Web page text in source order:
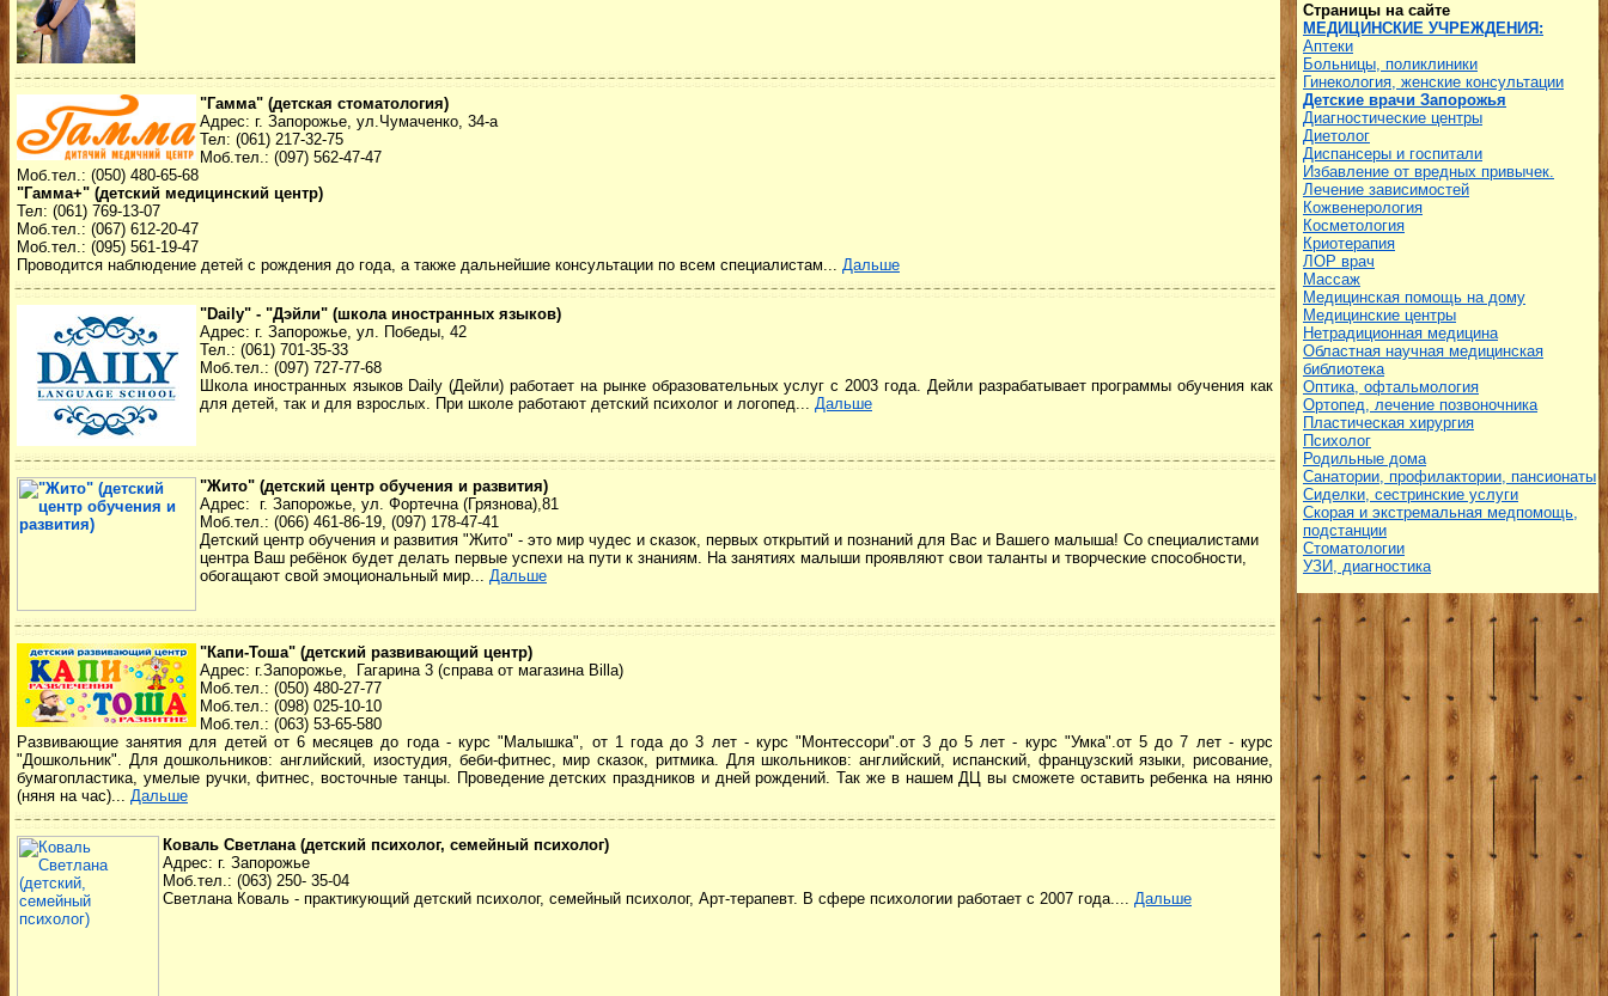
"Гамма" (детская стоматология)
Адрес: г. Запорожье, ул.Чумаченко, 34-а
Тел: (061) 217-32-75
Моб.тел.: (097) 562-47-47
Моб.тел.: (050) 480-65-68
"Гамма+" (детский медицинский центр)
Тел: (061) 769-13-07
Моб.тел.: (067) 612-20-47
Моб.тел.: (095) 561-19-47
Проводится наблюдение детей с рождения до года, а также дальнейшие консультации по всем специалистам... Дальше
"Daily" - "Дэйли" (школа иностранных языков)
Адрес: г. Запорожье, ул. Победы, 42
Тел.: (061) 701-35-33
Моб.тел.: (097) 727-77-68
Школа иностранных языков Daily (Дейли) работает на рынке образовательных услуг с 2003 года. Дейли разрабатывает программы обучения как
для детей, так и для взрослых. При школе работают детский психолог и логопед... Дальше
"Жито" (детский центр обучения и развития)
Адрес: г. Запорожье, ул. Фортечна (Грязнова),81
Моб.тел.: (066) 461-86-19, (097) 178-47-41
Детский центр обучения и развития "Жито" - это мир чудес и сказок, первых открытий и познаний для Вас и Вашего малыша! Со специалистами
центра Ваш ребёнок будет делать первые успехи на пути к знаниям. На занятиях малыши проявляют свои таланты и творческие способности,
обогащают свой эмоциональный мир... Дальше
"Капи-Тоша" (детский развивающий центр)
Адрес: г.Запорожье, Гагарина 3 (справа от магазина Billa)
Моб.тел.: (050) 480-27-77
Моб.тел.: (098) 025-10-10
Моб.тел.: (063) 53-65-580
Развивающие занятия для детей от 6 месяцев до года - курс "Малышка", от 1 года до 3 лет - курс "Монтессори".от 3 до 5 лет - курс "Умка".от 5 до 7 лет - курс
"Дошкольник". Для дошкольников: английский, изостудия, беби-фитнес, мир сказок, ритмика. Для школьников: английский, испанский, французский языки, рисование,
бумагопластика, умелые ручки, фитнес, восточные танцы. Проведение детских праздников и дней рождений. Так же в нашем ДЦ вы сможете оставить ребенка на няню
(няня на час)... Дальше
Коваль Светлана (детский психолог, семейный психолог)
Адрес: г. Запорожье
Моб.тел.: (063) 250- 35-04
Светлана Коваль - практикующий детский психолог, семейный психолог, Арт-терапевт. В сфере психологии работает с 2007 года.... Дальше
Страницы на сайте
МЕДИЦИНСКИЕ УЧРЕЖДЕНИЯ:
Аптеки
Больницы, поликлиники
Гинекология, женские консультации
Детские врачи Запорожья
Диагностические центры
Диетолог
Диспансеры и госпитали
Избавление от вредных привычек.
Лечение зависимостей
Кожвенерология
Косметология
Криотерапия
ЛОР врач
Массаж
Медицинская помощь на дому
Медицинские центры
Нетрадиционная медицина
Областная научная медицинская
библиотека
Оптика, офтальмология
Ортопед, лечение позвоночника
Пластическая хирургия
Психолог
Родильные дома
Санатории, профилактории, пансионаты
Сиделки, сестринские услуги
Скорая и экстремальная медпомощь,
подстанции
Стоматологии
УЗИ, диагностика